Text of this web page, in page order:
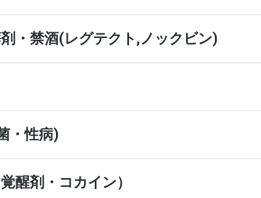
・禁酒(レグテクト,ノックビン)
・性病)
醒剤・コカイン）